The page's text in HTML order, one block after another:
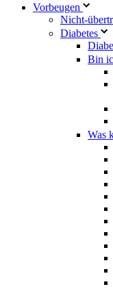
Vorbeugen
Nicht-
Diabetes
Bin
Was